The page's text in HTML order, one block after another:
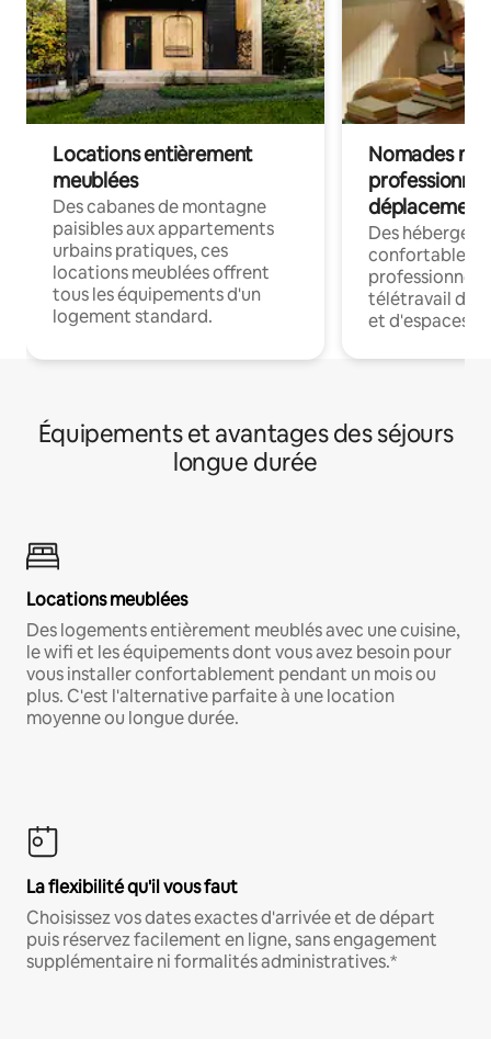
Locations entièrement
meublées
Des cabanes de montagne
paisibles aux appartements
urbains pratiques, ces
locations meublées offrent
tous les équipements d'un
logement standard.
Nomades
déplacement
Des
confortables
professionnels
télétravail
et d'espaces
Équipements et avantages des séjours
longue durée
Locations meublées
Des logements entièrement meublés avec une cuisine,
le wifi et les équipements dont vous avez besoin pour
vous installer confortablement pendant un mois ou
plus. C'est l'alternative parfaite à une location
moyenne ou longue durée.
La flexibilité qu'il vous faut
Choisissez vos dates exactes d'arrivée et de départ
puis réservez facilement en ligne, sans engagement
supplémentaire ni formalités administratives.*